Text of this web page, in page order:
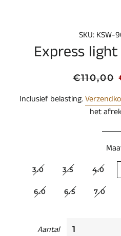
SKU: KSW-
Express
Normale
€110,00
Inclusief belasting.
het
3.0 3.5 4.0
6.0 6.5 7.0
Aantal